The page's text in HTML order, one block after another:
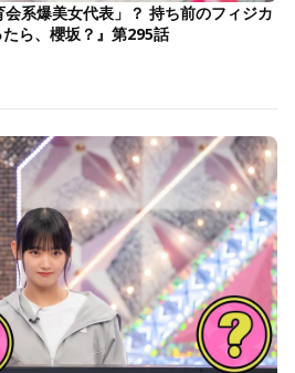
系爆美女代表」？ 持ち前のフィジカ
ら、櫻坂？』第295話